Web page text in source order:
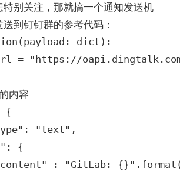
别关注，那就搞一个通知发送机
到钉钉群的参考代码：
dict):
= "https://
内容
{
"text",
{
: "GitLab: